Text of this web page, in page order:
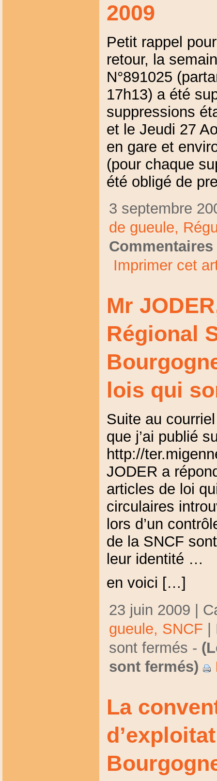
2009
Petit rappel
retour, la
N°891025
17h13) a été
suppressions
et le Jeudi 27
en gare et
(pour chaque
été obligé de
3 septembre
de gueule,
Imprimer cet
Mr
Régional
lois qui
Suite au
que j’ai publié
http://
JODER a
articles de loi
circulaires
lors d’un
de la SNCF
leur identité …
en voici […]
23 juin 2009 |
gueule, SNCF
sont fermés -
sont fermés)
La